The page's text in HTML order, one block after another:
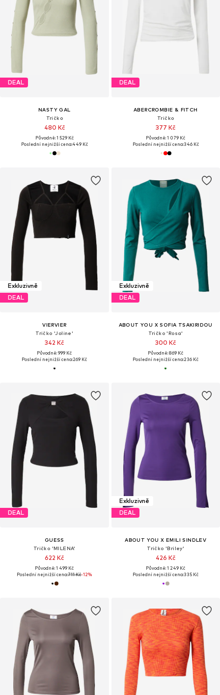
DEAL
NASTY GAL
Tričko
480 Kč
Původně: 1 529 Kč
Poslední nejnižší cena:449 Kč
DEAL
ABERCROMBIE & FITCH
Tričko
377 Kč
Původně: 1 079 Kč
Poslední nejnižší cena:346 Kč
Exkluzivně
DEAL
VIERVIER
Tričko 'Joline'
342 Kč
Původně: 999 Kč
Poslední nejnižší cena:269 Kč
Exkluzivně
DEAL
ABOUT YOU X SOFIA TSAKIRIDOU
Tričko 'Rosa'
300 Kč
Původně: 869 Kč
Poslední nejnižší cena:236 Kč
DEAL
GUESS
Tričko 'MILENA'
622 Kč
Původně: 1 499 Kč
Poslední nejnižší cena:711 Kč-12%
Exkluzivně
DEAL
ABOUT YOU X EMILI SINDLEV
Tričko 'Briley'
426 Kč
Původně: 1 249 Kč
Poslední nejnižší cena:335 Kč